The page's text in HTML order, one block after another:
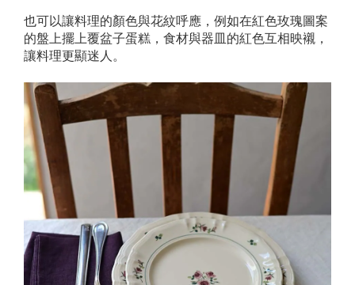
也可以讓料理的顏色與花紋呼應，例如在紅色玫瑰圖案
的盤上擺上覆盆子蛋糕，食材與器皿的紅色互相映襯，
讓料理更顯迷人。